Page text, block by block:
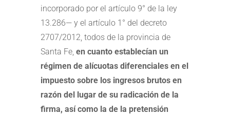
incorporado por el artículo 9° de la ley
13.286— y el artículo 1° del decreto
2707/2012, todos de la provincia de
Santa Fe, en cuanto establecían un
régimen de alícuotas diferenciales en el
impuesto sobre los ingresos brutos en
razón del lugar de su radicación de la
firma, así como la de la pretensión